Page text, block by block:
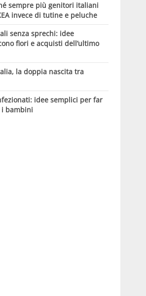
sempre più genitori italiani
invece di tutine e peluche
senza sprechi: idee
fiori e acquisti dell’ultimo
la doppia nascita tra
idee semplici per far
i bambini